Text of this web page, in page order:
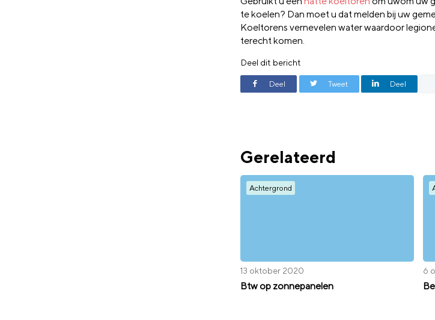
te koelen? Dan moet u dat melden bij uw
Koeltorens vernevelen water waardoor
terecht komen.
Deel dit bericht
Deel Tweet Deel
Gerelateerd
Achtergrond
13 oktober 2020
Btw op zonnepanelen
6